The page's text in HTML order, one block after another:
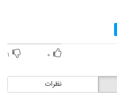
۰ ۱
نظرات